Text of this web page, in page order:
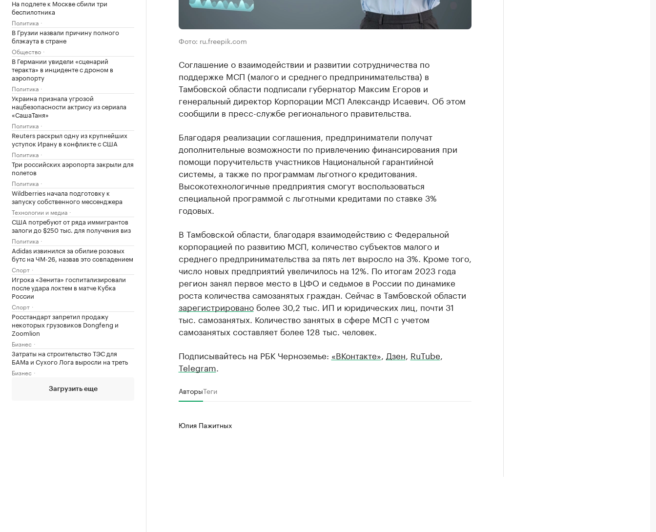
На подлете к Москве сбили три
беспилотника
Политика
В Грузии назвали причину полного
блэкаута в стране
Общество
В Германии увидели «сценарий
теракта» в инциденте с дроном в
аэропорту
Политика
Украина признала угрозой
нацбезопасности актрису из сериала
«СашаТаня»
Политика
Reuters раскрыл одну из крупнейших
уступок Ирану в конфликте с США
Политика
Три российских аэропорта закрыли для
полетов
Политика
Wildberries начала подготовку к
запуску собственного мессенджера
Технологии и медиа
США потребуют от ряда иммигрантов
залоги до $250 тыс. для получения виз
Политика
Adidas извинился за обилие розовых
бутс на ЧМ-26, назвав это совпадением
Спорт
Игрока «Зенита» госпитализировали
после удара локтем в матче Кубка
России
Спорт
Росстандарт запретил продажу
некоторых грузовиков Dongfeng и
Zoomlion
Бизнес
Затраты на строительство ТЭС для
БАМа и Сухого Лога выросли на треть
Бизнес
Загрузить еще
Фото: ru.freepik.com
Соглашение о взаимодействии и развитии сотрудничества по
поддержке МСП (малого и среднего предпринимательства) в
Тамбовской области подписали губернатор Максим Егоров и
генеральный директор Корпорации МСП Александр Исаевич. Об этом
сообщили в пресс-службе регионального правительства.
Благодаря реализации соглашения, предприниматели получат
дополнительные возможности по привлечению финансирования при
помощи поручительств участников Национальной гарантийной
системы, а также по программам льготного кредитования.
Высокотехнологичные предприятия смогут воспользоваться
специальной программой с льготными кредитами по ставке 3%
годовых.
В Тамбовской области, благодаря взаимодействию с Федеральной
корпорацией по развитию МСП, количество субъектов малого и
среднего предпринимательства за пять лет выросло на 3%. Кроме того,
число новых предприятий увеличилось на 12%. По итогам 2023 года
регион занял первое место в ЦФО и седьмое в России по динамике
роста количества самозанятых граждан. Сейчас в Тамбовской области
зарегистрированоболее 30,2 тыс. ИП и юридических лиц, почти 31
тыс. самозанятых. Количество занятых в сфере МСП с учетом
самозанятых составляет более 128 тыс. человек.
Подписывайтесь на РБК Черноземье: «ВКонтакте» Дзен RuTube
Telegram
АвторыТеги
Юлия Пажитных